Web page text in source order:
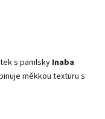
s pamlsky Inaba
měkkou texturu s